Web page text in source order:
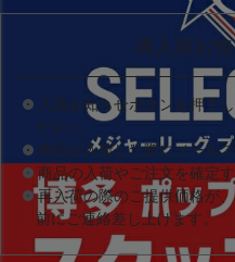
再入荷お
入荷お知らせボタンを押下
ださい。
商品が入荷した際にメール
商品の入荷やご注文を確定
再入荷の際のご提供価格が
前にご連絡差し上げます。